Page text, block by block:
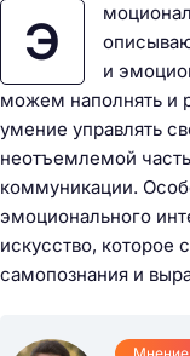
Э
и
можем наполнять и
умение управлять
неотъемлемой
коммуникации.
эмоционального
искусство,
самопознания и